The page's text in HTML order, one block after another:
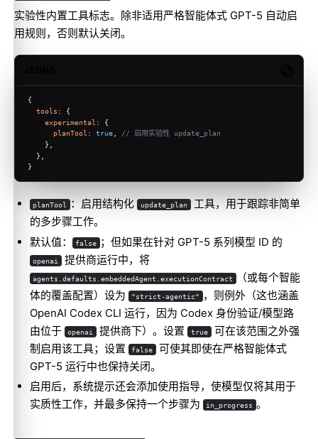
实验性内置工具标志。除非适用严格智能体式 GPT-5 自动启
用规则，否则默认关闭。
{
tools : {
experimental : {
planTool : true
// 启用实验性 update_plan
    },
  },
}
planTool ：启用结构化 update_plan 工具，用于跟踪非简单
的多步骤工作。
默认值：
false ；但如果在针对 GPT-5 系列模型 ID 的
openai 提供商运行中，将
agents.defaults.embeddedAgent.executionContract
（或每个智能
体的覆盖配置）设为
"strict-agentic"
，则例外（这也涵盖
OpenAI Codex CLI 运行，因为 Codex 身份验证/模型路
由位于
openai 提供商下）。设置 true 可在该范围之外强
制启用该工具；设置
false
可使其即使在严格智能体式
GPT-5 运行中也保持关闭。
启用后，系统提示还会添加使用指导，使模型仅将其用于
实质性工作，并最多保持一个步骤为
in_progress 。